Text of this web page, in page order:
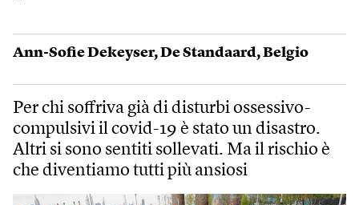
Ann-Sofie Dekeyser,De Standaard,Belgio
Per chi soffriva già di disturbi ossessivo-
compulsivi il covid-19 è stato un disastro.
Altri si sono sentiti sollevati. Ma il rischio è
che diventiamo tutti più ansiosi